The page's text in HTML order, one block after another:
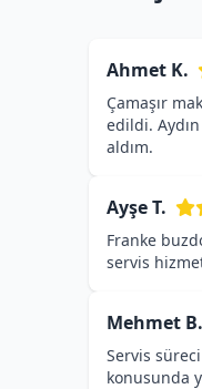
Ahmet K.
Çamaşır
edildi.
aldım.
Ayşe T.
Franke
servis
Mehmet B.
Servis süreci
konusunda